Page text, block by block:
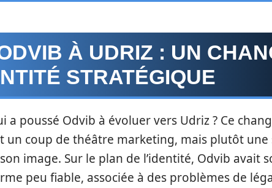
À UDRIZ : UN
STRATÉGIQUE
a poussé Odvib à évoluer vers Udriz ? Ce
un coup de théâtre marketing, mais plutôt
image. Sur le plan de l’identité, Odvib avait
peu fiable, associée à des problèmes de